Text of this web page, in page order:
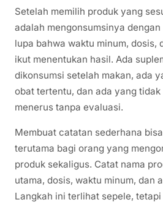
Setelah memilih produk yang
adalah mengonsumsinya
lupa bahwa waktu minum, dosis,
ikut menentukan hasil. Ada
dikonsumsi setelah makan, ada
obat tertentu, dan ada yang
menerus tanpa evaluasi.
Membuat catatan sederhana
terutama bagi orang yang
produk sekaligus. Catat nama
utama, dosis, waktu minum, dan
Langkah ini terlihat sepele,